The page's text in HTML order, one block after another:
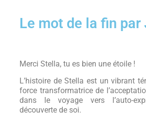
Le mot de la fin
Merci Stella, tu es bien une étoile !
L’histoire de Stella est un vibrant
force transformatrice de
dans le voyage vers l’auto-
découverte de soi.